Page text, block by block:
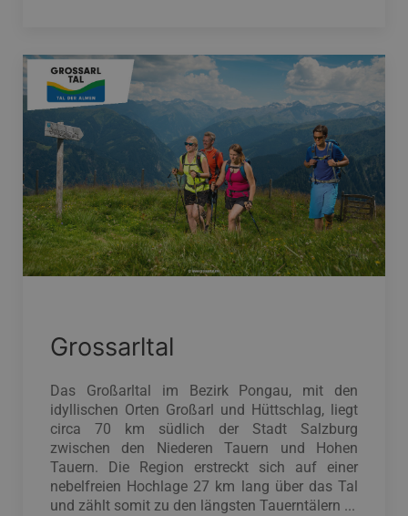
Grossarltal
Das Großarltal im Bezirk Pongau, mit den
idyllischen Orten Großarl und Hüttschlag, liegt
circa 70 km südlich der Stadt Salzburg
zwischen den Niederen Tauern und Hohen
Tauern. Die Region erstreckt sich auf einer
nebelfreien Hochlage 27 km lang über das Tal
und zählt somit zu den längsten Tauerntälern ...